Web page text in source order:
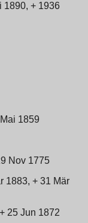
1890, + 1936
1859
Nov 1775
1883, + 31 Mär
25 Jun 1872